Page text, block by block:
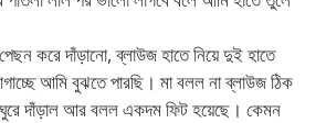
করে দাঁড়ানো, ব্লাউজ হাতে নিয়ে দুই হাতে
আমি বুঝতে পারছি। মা বলল না ব্লাউজ ঠিক
দাঁড়াল আর বলল একদম ফিট হয়েছে। কেমন